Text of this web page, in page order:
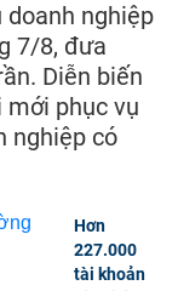
nghiệp
7/8, đưa
Diễn biến
mới phục vụ
nghiệp có
Hơn
227.000
tài khoản